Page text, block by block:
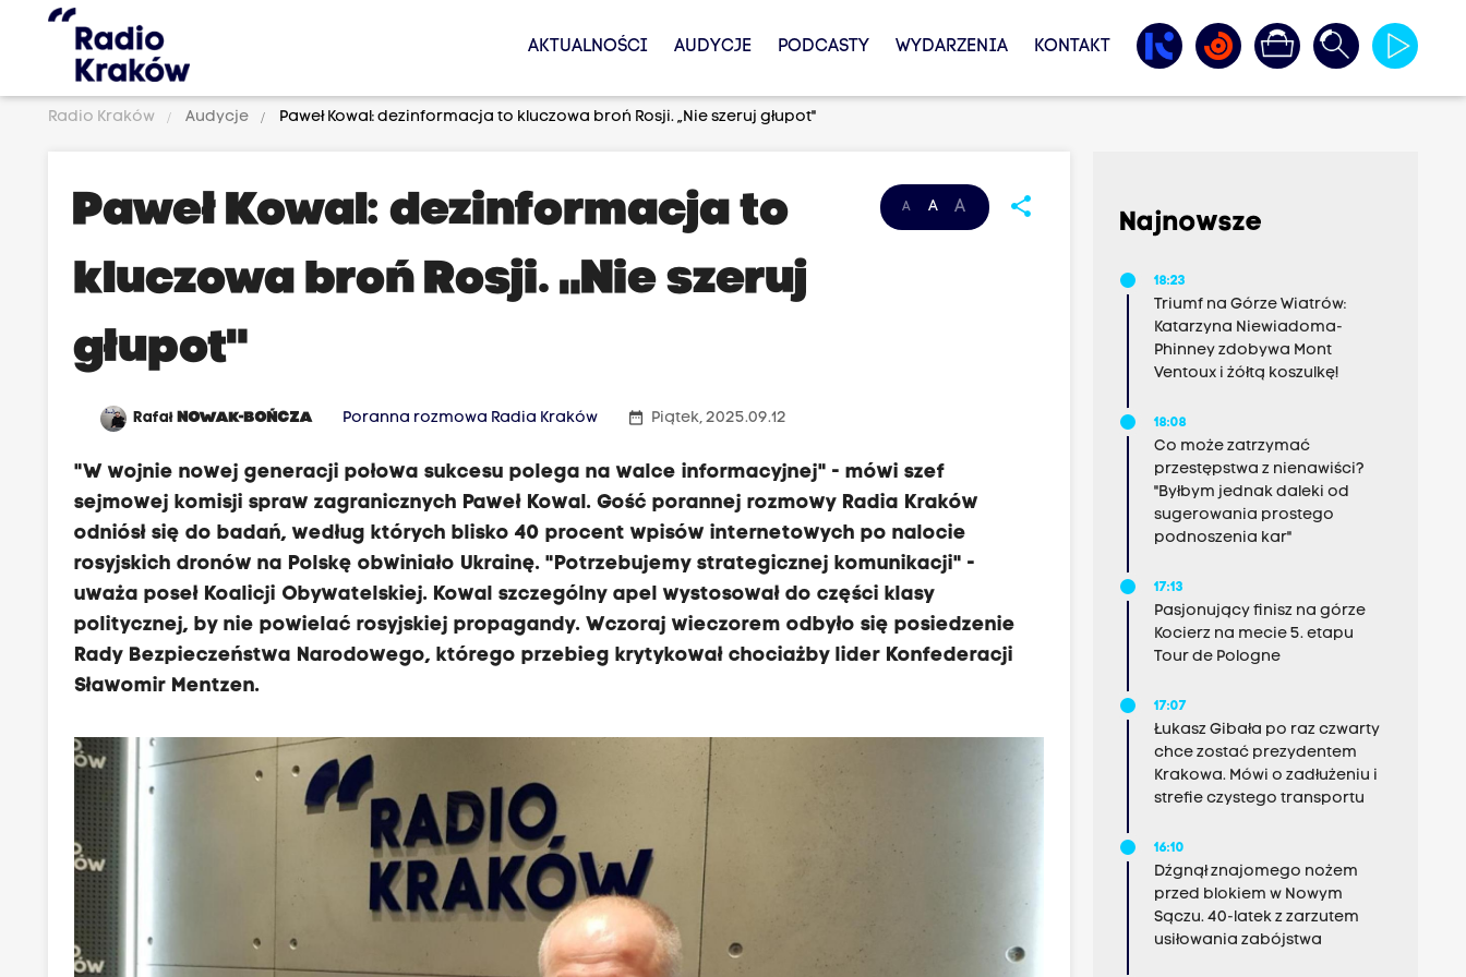
AKTUALNOŚCI AUDYCJE PODCASTY WYDARZENIA KONTAKT
Radio Kraków Audycje Paweł Kowal: dezinformacja to kluczowa broń Rosji. „Nie szeruj głupot"
A A A share
Paweł Kowal: dezinformacja to
kluczowa broń Rosji. „Nie szeruj
głupot"
RafałNOWAK-BOŃCZA Poranna rozmowa Radia Kraków date_range Piątek, 2025.09.12
"W wojnie nowej generacji połowa sukcesu polega na walce informacyjnej" - mówi szef
sejmowej komisji spraw zagranicznych Paweł Kowal. Gość porannej rozmowy Radia Kraków
odniósł się do badań, według których blisko 40 procent wpisów internetowych po nalocie
rosyjskich dronów na Polskę obwiniało Ukrainę. "Potrzebujemy strategicznej komunikacji" -
uważa poseł Koalicji Obywatelskiej. Kowal szczególny apel wystosował do części klasy
politycznej, by nie powielać rosyjskiej propagandy. Wczoraj wieczorem odbyło się posiedzenie
Rady Bezpieczeństwa Narodowego, którego przebieg krytykował chociażby lider Konfederacji
Sławomir Mentzen.
Najnowsze
18:23
Triumf na Górze Wiatrów:
Katarzyna Niewiadoma-
Phinney zdobywa Mont
Ventoux i żółtą koszulkę!
18:08
Co może zatrzymać
przestępstwa z nienawiści?
"Byłbym jednak daleki od
sugerowania prostego
podnoszenia kar"
17:13
Pasjonujący finisz na górze
Kocierz na mecie 5. etapu
Tour de Pologne
17:07
Łukasz Gibała po raz czwarty
chce zostać prezydentem
Krakowa. Mówi o zadłużeniu i
strefie czystego transportu
16:10
Dźgnął znajomego nożem
przed blokiem w Nowym
Sączu. 40-latek z zarzutem
usiłowania zabójstwa